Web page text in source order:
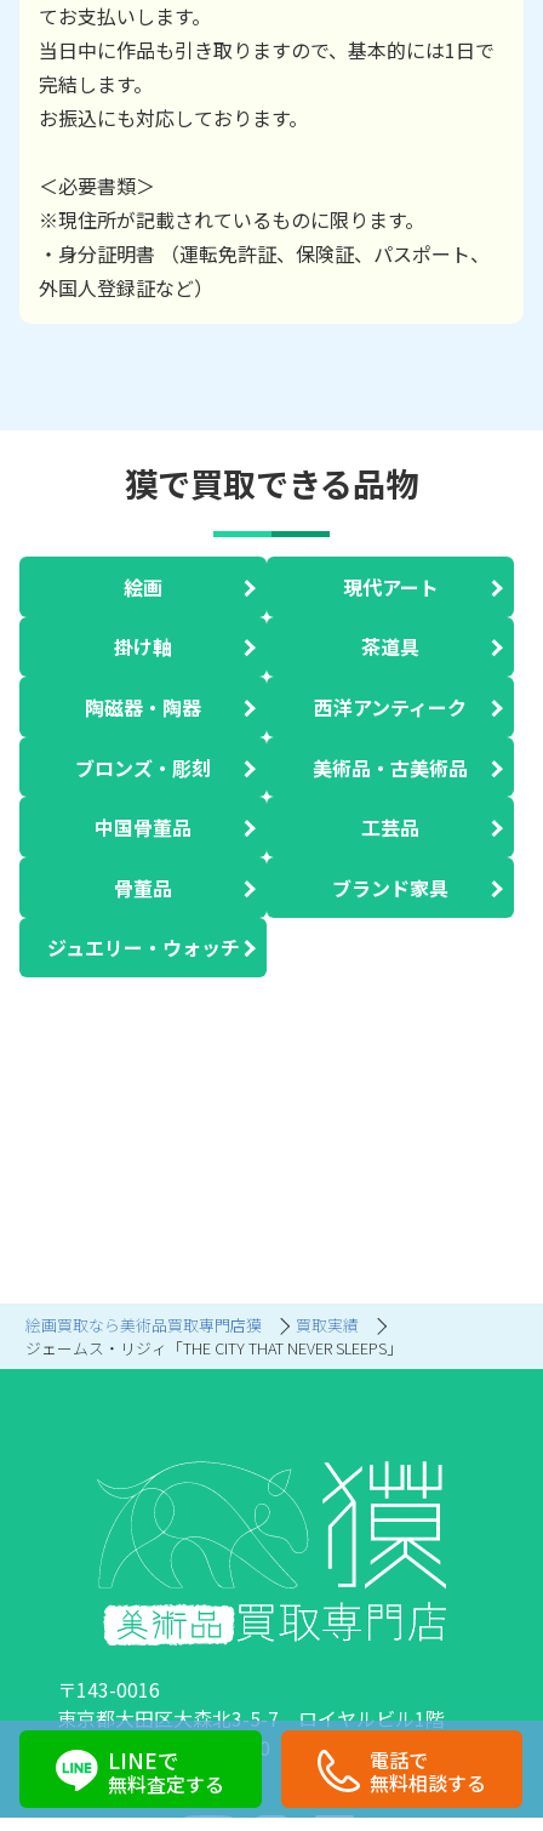
LINEで
無料査定する
電話で
無料相談する
絵画買取なら美術品買取専門店獏
買取実績
ジェームス・リジィ「THE CITY THAT NEVER SLEEPS」
てお支払いします。
当日中に作品も引き取りますので、基本的には1日で
完結します。
お振込にも対応しております。
＜必要書類＞
※現住所が記載されているものに限ります。
・身分証明書 （運転免許証、保険証、パスポート、
外国人登録証など）
獏で買取できる品物
絵画 現代アート
掛け軸 茶道具
陶磁器・陶器 西洋アンティーク
ブロンズ・彫刻 美術品・古美術品
中国骨董品 工芸品
骨董品 ブランド家具
ジュエリー・ウォッチ
〒143-0016
東京都大田区大森北3-5-7 ロイヤルビル1階
営業時間：10:00～18:00 定休日：日曜日・祝日
0120-89-0007 03-6423-1033